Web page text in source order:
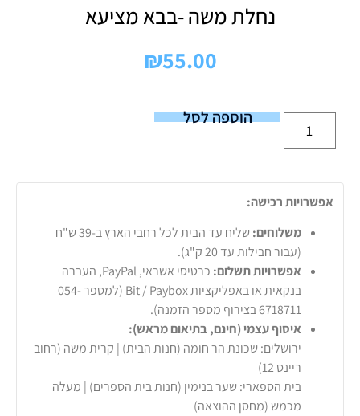
נחלת משה -בבא מציעא
₪55.00
הוספה לסל
אפשרויות רכישה:
משלוחים:
שליח עד הבית לכל רחבי הארץ ב-39 ש"ח
(עבור חבילות עד 20 ק"ג).
אפשרויות תשלום:
כרטיסי אשראי, PayPal, העברה
בנקאית או באפליקציות Bit / Paybox (למספר 054-
6718711 בצירוף מספר הזמנה).
איסוף עצמי (חינם, בתיאום מראש):
ירושלים: שכונת הר חומה (חנות הבית) | קרית משה (רחוב
ריינס 12)
בית הספארי: שער בנימין (חנות בית הספרים) | מעלה
מכמש (מחסן ההוצאה)